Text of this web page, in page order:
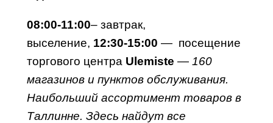
08:00-11:00– завтрак,
выселение, 12:30-15:00 — посещение
торгового центра Ulemiste — 160
магазинов и пунктов обслуживания.
Наибольший ассортимент товаров в
Таллинне. Здесь найдут все